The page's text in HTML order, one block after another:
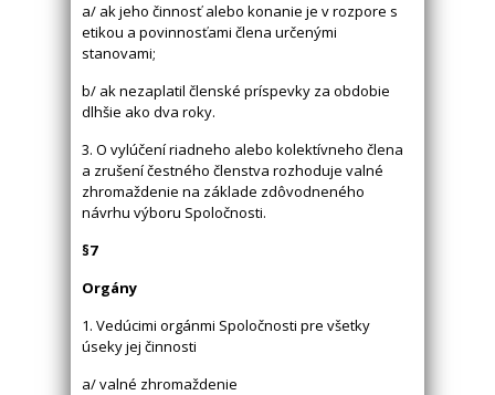
a/ ak jeho činnosť alebo konanie je v rozpore s
etikou a povinnosťami člena určenými
stanovami;
b/ ak nezaplatil členské príspevky za obdobie
dlhšie ako dva roky.
3. O vylúčení riadneho alebo kolektívneho člena
a zrušení čestného členstva rozhoduje valné
zhromaždenie na základe zdôvodneného
návrhu výboru Spoločnosti.
§7
Orgány
1. Vedúcimi orgánmi Spoločnosti pre všetky
úseky jej činnosti
a/ valné zhromaždenie